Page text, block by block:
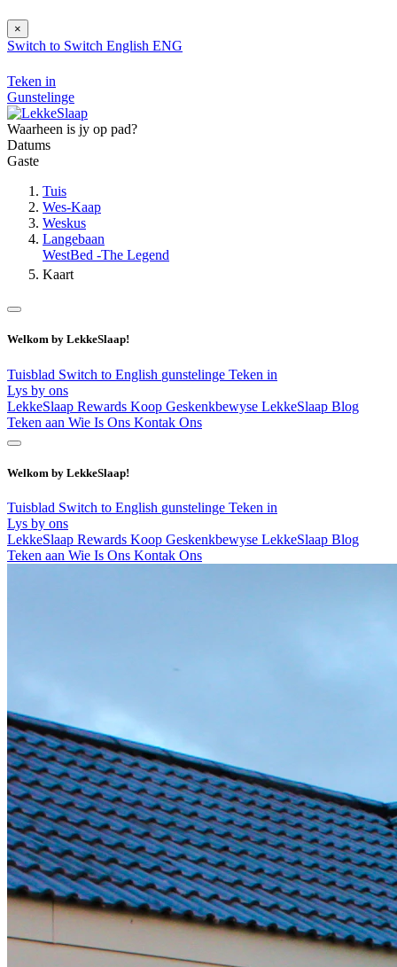
×
Switch to Switch English ENG
Teken in
Gunstelinge
Waarheen is jy op pad?
Datums
Gaste
Tuis
Wes-Kaap
Weskus
Langebaan
WestBed -The Legend
Kaart
Welkom by LekkeSlaap!
Tuisblad Switch to English gunstelinge Teken in
Lys by ons
LekkeSlaap Rewards Koop Geskenkbewyse LekkeSlaap Blog
Teken aan Wie Is Ons Kontak Ons
Welkom by LekkeSlaap!
Tuisblad Switch to English gunstelinge Teken in
Lys by ons
LekkeSlaap Rewards Koop Geskenkbewyse LekkeSlaap Blog
Teken aan Wie Is Ons Kontak Ons